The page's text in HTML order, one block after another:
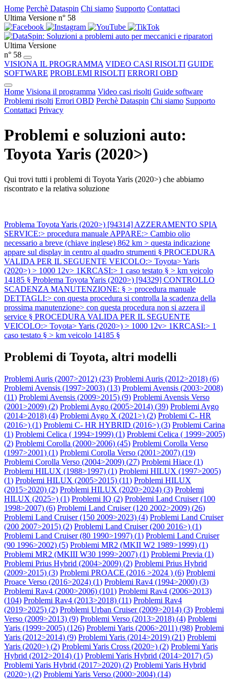
Home Perchè Dataspin Chi siamo Supporto Contattaci
Ultima Versione n° 58
Ultima Versione
n° 58
VISIONA IL PROGRAMMA VIDEO CASI RISOLTI GUIDE
SOFTWARE PROBLEMI RISOLTI ERRORI OBD
Home Visiona il programma Video casi risolti Guide software
Problemi risolti Errori OBD Perchè Dataspin Chi siamo Supporto
Contattaci Privacy
Problemi e soluzioni auto:
Toyota Yaris (2020>)
Qui trovi tutti i problemi di Toyota Yaris (2020>) che abbiamo
riscontrato e la relativa soluzione
Problema Toyota Yaris (2020>) [94314] AZZERAMENTO SPIA
SERVICE:> procedura manuale APPARE:> Cambio olio
necessario a breve (chiave inglese) 862 km > questa indicazione
appare sul display in centro al quadro strumenti § PROCEDURA
VALIDA PER IL SEGUENTE VEICOLO:> Toyota> Yaris
(2020>) > 1000 12v> 1KRCASI:> 1 caso testato § > km veicolo
14185 § Problema Toyota Yaris (2020>) [94329] CONTROLLO
SCADENZA MANUTENZIONE: § > procedura manuale
DETTAGLI:> con questa procedura si controlla la scadenza della
prossima manutenzione> con questa procedura non si azzera il
service § PROCEDURA VALIDA PER IL SEGUENTE
VEICOLO:> Toyota> Yaris (2020>) > 1000 12v> 1KRCASI:> 1
caso testato § > km veicolo 14185 §
Problemi di Toyota, altri modelli
Problemi Auris (2007>2012) (23) Problemi Auris (2012>2018) (6)
Problemi Avensis (1997>2003) (13) Problemi Avensis (2003>2008)
(11) Problemi Avensis (2009>2015) (9) Problemi Avensis Verso
(2001>2009) (2) Problemi Aygo (2005>2014) (39) Problemi Aygo
(2014>2018) (4) Problemi Aygo X (2021>) (2) Problemi C- HR
(2016>) (1) Problemi C- HR HYBRID (2016>) (3) Problemi Carina
(1) Problemi Celica ( 1994>1999) (1) Problemi Celica ( 1999>2005)
(2) Problemi Corolla (2000>2006) (45) Problemi Corolla Verso
(1997>2001) (1) Problemi Corolla Verso (2001>2007) (19)
Problemi Corolla Verso (2004>2009) (27) Problemi Hiace (1)
Problemi HILUX (1988>1997) (1) Problemi HILUX (1997>2005)
(1) Problemi HILUX (2005>2015) (11) Problemi HILUX
(2015>2020) (2) Problemi HILUX (2020>2024) (3) Problemi
HILUX (2025>) (1) Problemi IQ (2) Problemi Land Cruiser (100
1998>2007) (6) Problemi Land Cruiser (120 2002>2009) (26)
Problemi Land Cruiser (150 2009>2023) (4) Problemi Land Cruiser
(200 2007>2015) (2) Problemi Land Cruiser (200 2016>) (1)
Problemi Land Cruiser (80 1990>1997) (1) Problemi Land Cruiser
(90 1996>2002) (5) Problemi MR2 (MKII W2 1989>1999) (1)
Problemi MR2 (MKIII W30 1999>2007) (1) Problemi Previa (1)
Problemi Prius Hybrid (2004>2009) (2) Problemi Prius Hybrid
(2009>2015) (3) Problemi PROACE (2016 >2024 ) (6) Problemi
Proace Verso (2016>2024) (1) Problemi Rav4 (1994>2000) (3)
Problemi Rav4 (2000>2006) (101) Problemi Rav4 (2006>2013)
(104) Problemi Rav4 (2013>2018) (11) Problemi Rav4
(2019>2025) (2) Problemi Urban Cruiser (2009>2014) (3) Problemi
Verso (2009>2013) (9) Problemi Verso (2013>2018) (4) Problemi
Yaris (1999>2005) (126) Problemi Yaris (2006>2011) (98) Problemi
Yaris (2012>2014) (9) Problemi Yaris (2014>2019) (21) Problemi
Yaris (2020>) (2) Problemi Yaris Cross (2020>) (2) Problemi Yaris
Hybrid (2012>2014) (1) Problemi Yaris Hybrid (2014>2017) (5)
Problemi Yaris Hybrid (2017>2020) (2) Problemi Yaris Hybrid
(2020>) (2) Problemi Yaris Verso (2000>2004) (14)